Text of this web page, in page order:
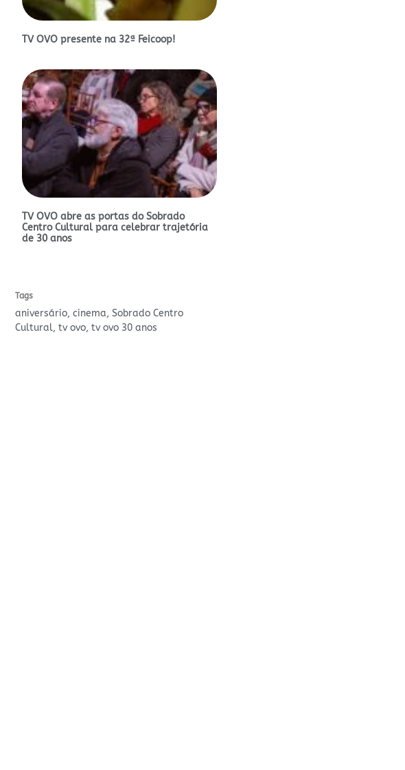
TV OVO presente na 32ª Feicoop!
TV OVO abre as portas do Sobrado
Centro Cultural para celebrar trajetória
de 30 anos
Tags
aniversário, cinema, Sobrado Centro
Cultural, tv ovo, tv ovo 30 anos